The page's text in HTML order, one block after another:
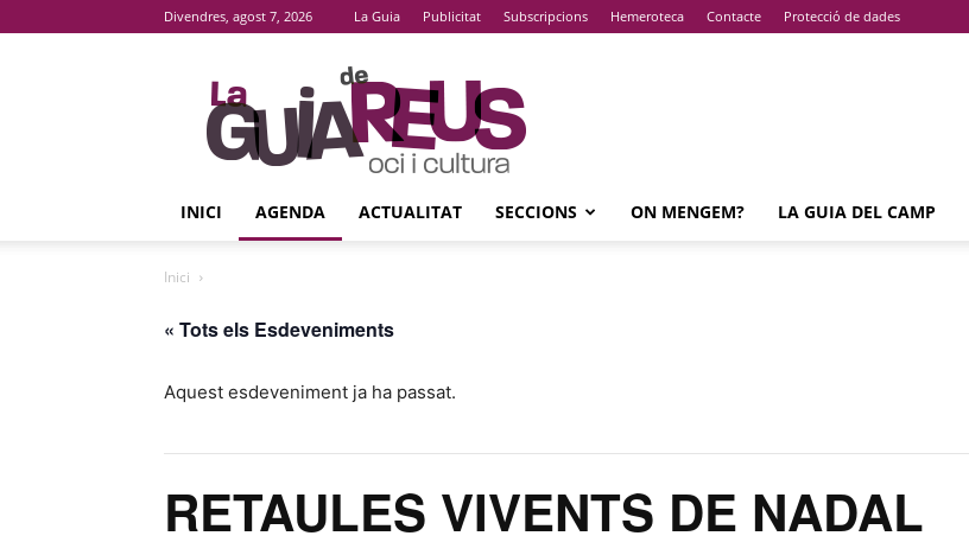
Divendres, agost 7, 2026 La Guia Publicitat Subscripcions Hemeroteca Contacte Protecció de dades
La
Guia
De
Reus
INICI AGENDA ACTUALITAT SECCIONS ON MENGEM? LA GUIA DEL CAMP
Inici
« Tots els Esdeveniments
Aquest esdeveniment ja ha passat.
RETAULES VIVENTS DE NADAL